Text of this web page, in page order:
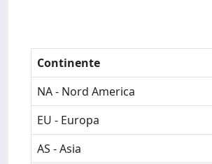
Continente
NA - Nord America
EU - Europa
AS - Asia